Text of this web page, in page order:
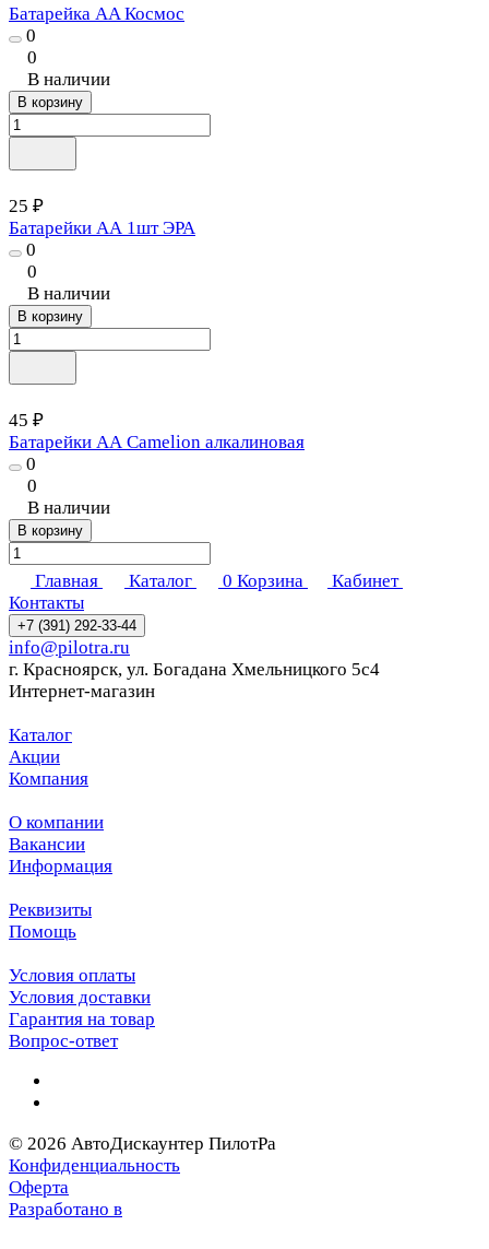
Батарейка AA Космос
0
0
В наличии
В корзину
25 ₽
Батарейки АА 1шт ЭРА
0
0
В наличии
В корзину
45 ₽
Батарейки АА Camelion алкалиновая
0
0
В наличии
В корзину
Главная Каталог 0 Корзина
Кабинет
Контакты
+7 (391) 292-33-44
info@pilotra.ru
г. Красноярск, ул. Богадана Хмельницкого 5с4
Интернет-магазин
Каталог
Акции
Компания
О компании
Вакансии
Информация
Реквизиты
Помощь
Условия оплаты
Условия доставки
Гарантия на товар
Вопрос-ответ
© 2026 АвтоДискаунтер ПилотРа
Конфиденциальность
Оферта
Разработано в